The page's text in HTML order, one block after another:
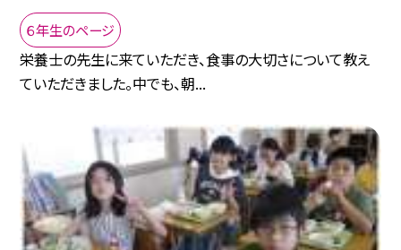
６年生のページ
栄養士の先生に来ていただき、食事の大切さについて教え
ていただきました。中でも、朝...